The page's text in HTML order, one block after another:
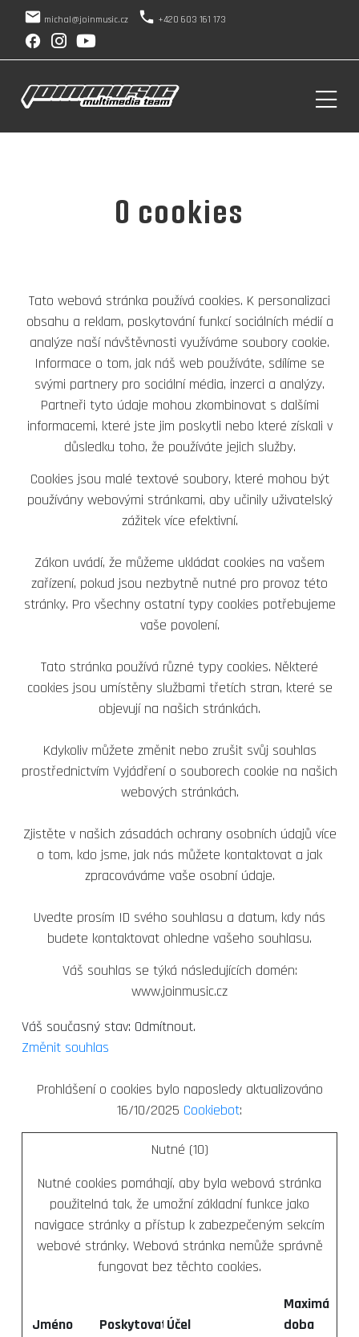
O cookies
Tato webová stránka používá cookies. K personalizaci
obsahu a reklam, poskytování funkcí sociálních médií a
analýze naší návštěvnosti využíváme soubory cookie.
Informace o tom, jak náš web používáte, sdílíme se
svými partnery pro sociální média, inzerci a analýzy.
Partneři tyto údaje mohou zkombinovat s dalšími
informacemi, které jste jim poskytli nebo které získali v
důsledku toho, že používáte jejich služby.
Cookies jsou malé textové soubory, které mohou být
používány webovými stránkami, aby učinily uživatelský
zážitek více efektivní.
Zákon uvádí, že můžeme ukládat cookies na vašem
zařízení, pokud jsou nezbytně nutné pro provoz této
stránky. Pro všechny ostatní typy cookies potřebujeme
vaše povolení.
Tato stránka používá různé typy cookies. Některé
cookies jsou umístěny službami třetích stran, které se
objevují na našich stránkách.
Kdykoliv můžete změnit nebo zrušit svůj souhlas
prostřednictvím Vyjádření o souborech cookie na našich
webových stránkách.
Zjistěte v našich zásadách ochrany osobních údajů více
o tom, kdo jsme, jak nás můžete kontaktovat a jak
zpracováváme vaše osobní údaje.
Uvedte prosím ID svého souhlasu a datum, kdy nás
budete kontaktovat ohledne vašeho souhlasu.
Váš souhlas se týká následujících domén:
www.joinmusic.cz
Váš současný stav: Odmítnout.
Změnit souhlas
Prohlášení o cookies bylo naposledy aktualizováno
16/10/2025 Cookiebot:
Nutné (10)
Nutné cookies pomáhají, aby byla webová stránka
použitelná tak, že umožní základní funkce jako
navigace stránky a přístup k zabezpečeným sekcím
webové stránky. Webová stránka nemůže správně
fungovat bez těchto cookies.
Jméno PoskytovatelÚčel
Maximální
doba
local_post_office michal@joinmusic.cz phone +420 603 161 173
facebook